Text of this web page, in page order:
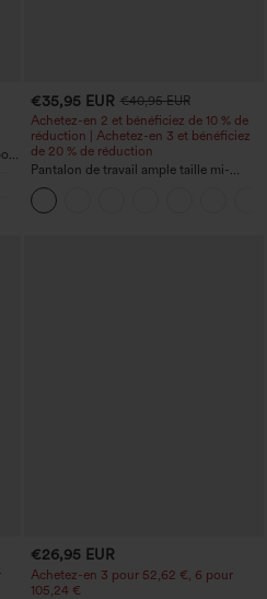
€35,95 EUR €40,95 EUR
Achetez-en 2 et bénéficiez de 10 % de
réduction | Achetez-en 3 et bénéficiez
de 20 % de réduction
Pantalon de travail ample taille mi-
haute, coupe « barrel » (jambe en forme
de tonneau) avec poches
€26,95 EUR
Achetez-en 3 pour 52,62 €, 6 pour
105,24 €